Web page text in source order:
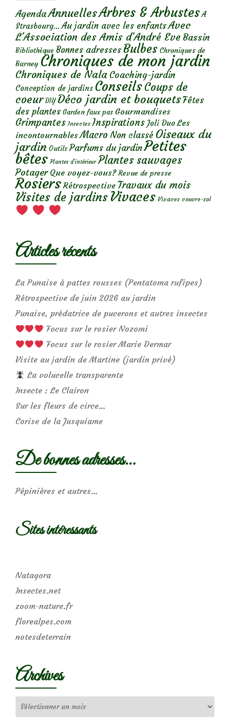
AgendaAnnuellesArbres & Arbustes A
Strasbourg... Au jardin avec les enfantsAvec
L'Association des Amis d'André Eve Bassin
Bibliothèque Bonnes adresses Bulbes Chroniques de
Barney Chroniques de mon jardin
Chroniques de Nala Coaching-jardin
Conception de jardins ConseilsCoups de
coeur DIY Déco jardin et bouquetsFêtes
des plantes Garden faux pas Gourmandises
Grimpantes Insectes Inspirations Joli Duo Les
incontournables Macro Non classé Oiseaux du
jardin Outils Parfums du jardinPetites
bêtes Plantes d’intérieur Plantes sauvages
Potager Que voyez-vous? Revue de presse
Rosiers Rétrospective Travaux du mois
Visites de jardins Vivaces Vivaces couvre-sol
Articles récents
La Punaise à pattes rousses (Pentatoma rufipes)
Rétrospective de juin 2026 au jardin
Punaise, prédatrice de pucerons et autres insectes
Focus sur le rosier Nozomi
Focus sur le rosier Marie Dermar
Visite au jardin de Martine (jardin privé)
La volucelle transparente
Insecte : Le Clairon
Sur les fleurs de circe…
Corise de la Jusquiame
De bonnes adresses…
Pépinières et autres…
Sites intéressants
Natagora
Insectes.net
zoom-nature.fr
florealpes.com
notesdeterrain
Archives